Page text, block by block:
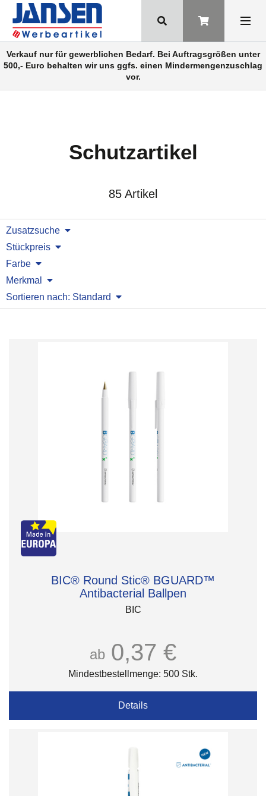
Verkauf nur für gewerblichen Bedarf. Bei Auftragsgrößen unter
500,- Euro behalten wir uns ggfs. einen Mindermengenzuschlag
vor.
Schutzartikel
85 Artikel
Zusatzsuche
Stückpreis
Farbe
Merkmal
Sortieren nach: Standard
BIC® Round Stic® BGUARD™
Antibacterial Ballpen
BIC
ab 0,37 €
Mindestbestellmenge: 500 Stk.
Details